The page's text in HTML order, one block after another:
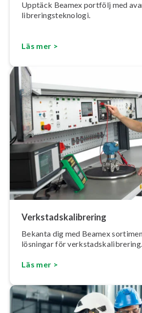
Upptäck Beamex portfölj med
libre­rings­tek­no­lo­gi.
Läs mer >
Verk­stads­ka­libre­ring
Bekanta dig med Beamex
lösningar för verk­stads­ka­libre­ring.
Läs mer >